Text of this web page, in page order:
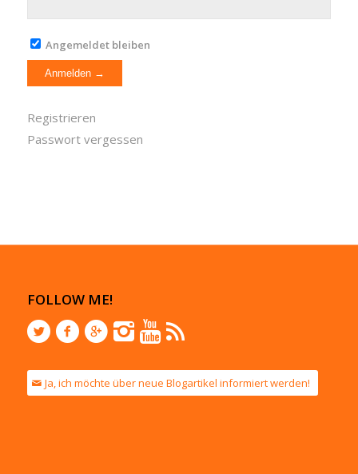
Angemeldet bleiben
Registrieren
Passwort vergessen
FOLLOW ME!
Ja, ich möchte über neue Blogartikel informiert werden!